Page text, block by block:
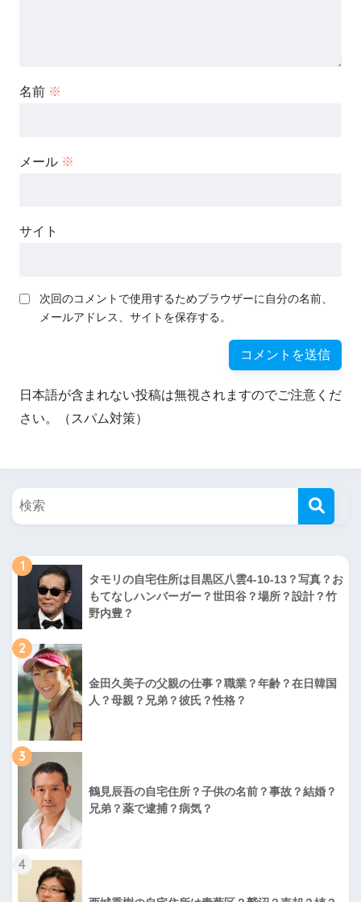
名前 ※
メール ※
サイト
次回のコメントで使用するためブラウザーに自分の名前、
メールアドレス、サイトを保存する。
日本語が含まれない投稿は無視されますのでご注意くだ
さい。（スパム対策）
1
タモリの自宅住所は目黒区八雲4-10-13？写真？お
もてなしハンバーガー？世田谷？場所？設計？竹
野内豊？
2
金田久美子の父親の仕事？職業？年齢？在日韓国
人？母親？兄弟？彼氏？性格？
3
鶴見辰吾の自宅住所？子供の名前？事故？結婚？
兄弟？薬で逮捕？病気？
4